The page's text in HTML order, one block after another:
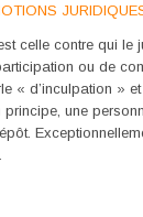
celle contre qui le
ou de
« d’inculpation »
une